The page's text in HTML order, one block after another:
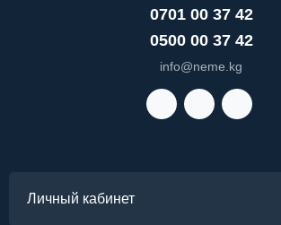
0701 00 37 42
0500 00 37 42
info@neme.kg
Личный кабинет